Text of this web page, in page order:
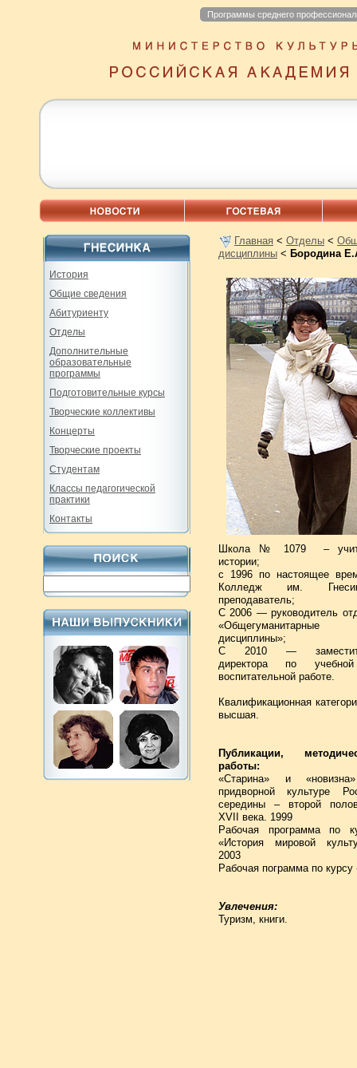
Программы среднего
История
Общие сведения
Абитуриенту
Отделы
Дополнительные
образовательные
программы
Подготовительные курсы
Творческие коллективы
Концерты
Творческие проекты
Студентам
Классы педагогической
практики
Контакты
Главная < Отделы <
дисциплины < Бородина
Школа № 1079 –
истории;
с 1996 по настоящее
Колледж им.
преподаватель;
С 2006 — руководитель
«Общегуманитарные
дисциплины»;
С 2010 —
директора по
воспитательной работе.
Квалификационная
высшая.
Публикации,
работы:
«Старина» и
придворной культуре
середины – второй
XVII века. 1999
Рабочая программа по
«История мировой
2003
Рабочая пограмма по
Увлечения:
Туризм, книги.